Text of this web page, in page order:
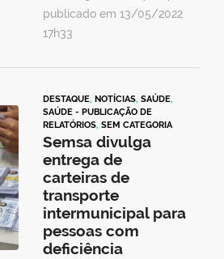
publicado em 13/05/2022
17h33
DESTAQUE, NOTÍCIAS, SAÚDE,
SAÚDE - PUBLICAÇÃO DE
RELATÓRIOS, SEM CATEGORIA
Semsa divulga
entrega de
carteiras de
transporte
intermunicipal para
pessoas com
deficiência